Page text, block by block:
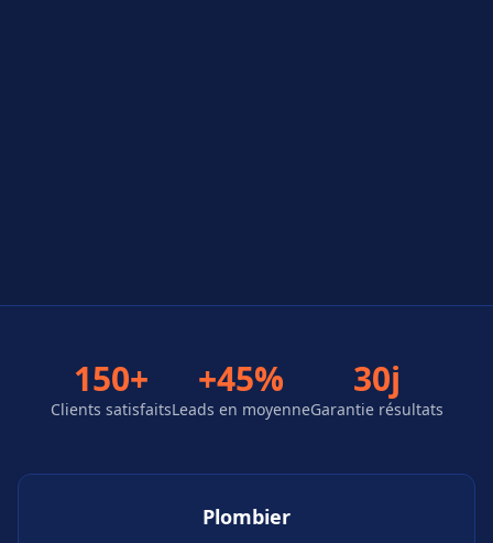
150+
Clients satisfaits
+45%
Leads en moyenne
30j
Garantie résultats
Plombier